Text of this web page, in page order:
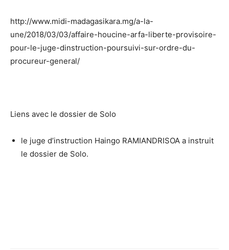
http://www.midi-madagasikara.mg/a-la-
une/2018/03/03/affaire-houcine-arfa-liberte-provisoire-
pour-le-juge-dinstruction-poursuivi-sur-ordre-du-
procureur-general/
Liens avec le dossier de Solo
le juge d’instruction Haingo RAMIANDRISOA a instruit
le dossier de Solo.